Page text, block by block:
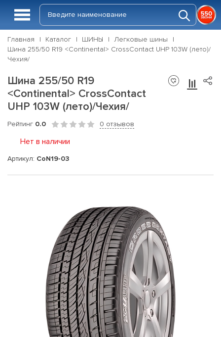
Главная Каталог ШИНЫ
Легковые шины
Шина 255/50 R19 <Continental> CrossContact UHP 103W (лето)/
Чехия/
Шина 255/50 R19
<Continental> CrossContact
UHP 103W (лето)/Чехия/
Рейтинг 0.0 0 отзывов
Нет в наличии
Артикул: CoN19-03